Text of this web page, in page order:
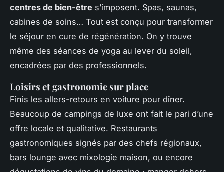
centres de bien-être s’imposent. Spas, saunas,
cabines de soins… Tout est conçu pour transformer
le séjour en cure de régénération. On y trouve
même des séances de yoga au lever du soleil,
encadrées par des professionnels.
Loisirs et gastronomie sur place
Finis les allers-retours en voiture pour dîner.
Beaucoup de campings de luxe ont fait le pari d’une
offre locale et qualitative. Restaurants
gastronomiques signés par des chefs régionaux,
bars lounge avec mixologie maison, ou encore